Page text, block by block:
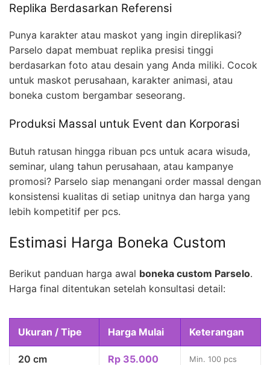
Replika Berdasarkan Referensi
Punya karakter atau maskot yang ingin direplikasi?
Parselo dapat membuat replika presisi tinggi
berdasarkan foto atau desain yang Anda miliki. Cocok
untuk maskot perusahaan, karakter animasi, atau
boneka custom bergambar seseorang.
Produksi Massal untuk Event dan Korporasi
Butuh ratusan hingga ribuan pcs untuk acara wisuda,
seminar, ulang tahun perusahaan, atau kampanye
promosi? Parselo siap menangani order massal dengan
konsistensi kualitas di setiap unitnya dan harga yang
lebih kompetitif per pcs.
Estimasi Harga Boneka Custom
Berikut panduan harga awal boneka custom Parselo.
Harga final ditentukan setelah konsultasi detail:
Ukuran / Tipe Harga Mulai Keterangan
20 cm Rp 35.000 Min. 100 pcs